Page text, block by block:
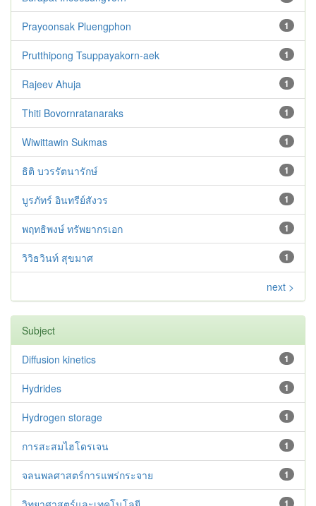
1
Prayoonsak Pluengphon
1
Prutthipong Tsuppayakorn-aek
1
Rajeev Ahuja
1
Thiti Bovornratanaraks
1
Wiwittawin Sukmas
1
ธิติ บวรรัตนารักษ์
1
บูรภัทร์ อินทรีย์สังวร
1
พฤทธิพงษ์ ทรัพยากรเอก
1
วิวิธวินท์ สุขมาศ
next >
Subject
1
Diffusion kinetics
1
Hydrides
1
Hydrogen storage
1
การสะสมไฮโดรเจน
1
จลนพลศาสตร์การแพร่กระจาย
1